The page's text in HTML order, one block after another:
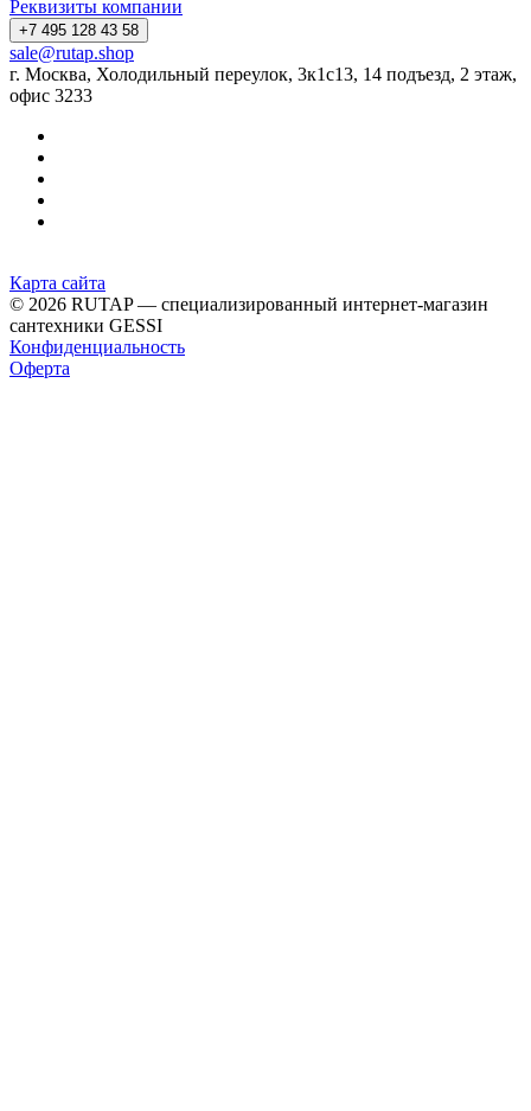
Реквизиты компании
+7 495 128 43 58
sale@rutap.shop
г. Москва, Холодильный переулок, 3к1с13, 14 подъезд, 2 этаж,
офис 3233
Карта сайта
© 2026 RUTAP — специализированный интернет-магазин
сантехники GESSI
Конфиденциальность
Оферта